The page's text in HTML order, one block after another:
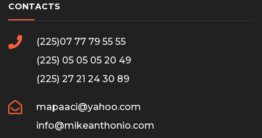
CONTACTS
(225)07 77 79 55 55
(225) 05 05 05 20 49
(225) 27 21 24 30 89
mapaaci@yahoo.com
info@mikeanthonio.com